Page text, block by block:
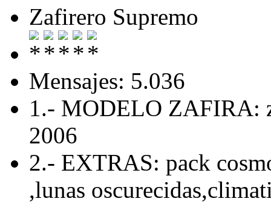
Zafirero Supremo
Mensajes: 5.036
1.- MODELO ZAFIRA:
2006
2.- EXTRAS: pack
,lunas